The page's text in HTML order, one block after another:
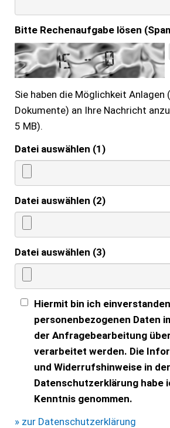
Bitte Rechenaufgabe lösen
Sie haben die Möglichkeit Anlagen
Dokumente) an Ihre Nachricht
5 MB).
Datei auswählen (1)
Datei auswählen (2)
Datei auswählen (3)
Hiermit bin ich
personenbezogenen Daten
der Anfragebearbeitung
verarbeitet werden. Die
und Widerrufshinweise in der
Datenschutzerklärung habe
Kenntnis genommen.
» zur Datenschutzerklärung